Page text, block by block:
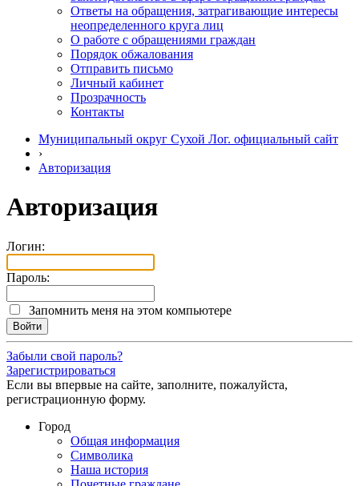
Ответы на обращения, затрагивающие интересы
неопределенного круга лиц
О работе с обращениями граждан
Порядок обжалования
Отправить письмо
Личный кабинет
Прозрачность
Контакты
Муниципальный округ Сухой Лог. официальный сайт
›
Авторизация
Авторизация
Логин:
Пароль:
Запомнить меня на этом компьютере
Забыли свой пароль?
Зарегистрироваться
Если вы впервые на сайте, заполните, пожалуйста,
регистрационную форму.
Город
Общая информация
Символика
Наша история